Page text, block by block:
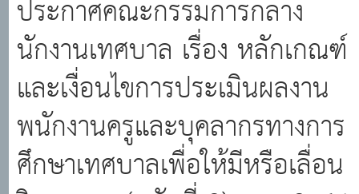
ประกาศคณะกรรมการกลาง
นักงานเทศบาล เรื่อง หลักเกณฑ์
และเงื่อนไขการประเมินผลงาน
พนักงานครูและบุคลากรทางการ
ศึกษาเทศบาลเพื่อให้มีหรือเลื่อน